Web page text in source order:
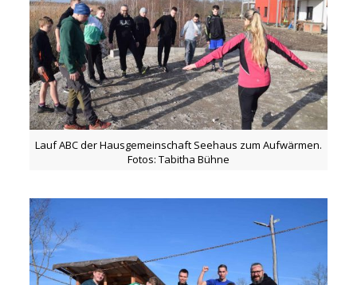
Lauf ABC der Hausgemeinschaft Seehaus zum Aufwärmen.
Fotos: Tabitha Bühne